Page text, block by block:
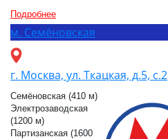
Подробнее
м. Семёновская
г. Москва, ул. Ткацкая, д.5, с.2
Семёновская (410 м)
Электрозаводская
(1200 м)
Партизанская (1600